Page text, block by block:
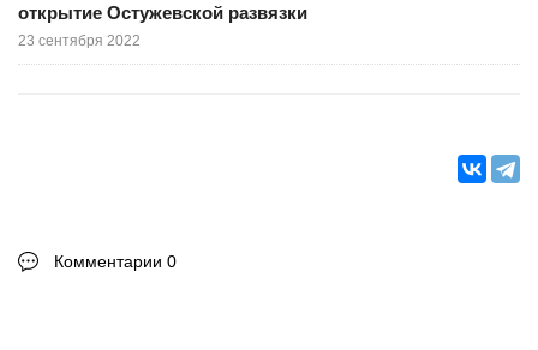
открытие Остужевской развязки
23 сентября 2022
Комментарии 0